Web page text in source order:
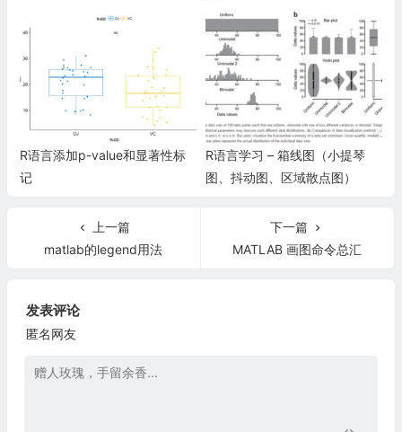
R语言添加p-value和显著性标
记
R语言学习 – 箱线图（小提琴
图、抖动图、区域散点图）
上一篇
matlab的legend用法
下一篇
MATLAB 画图命令总汇
发表评论
匿名网友